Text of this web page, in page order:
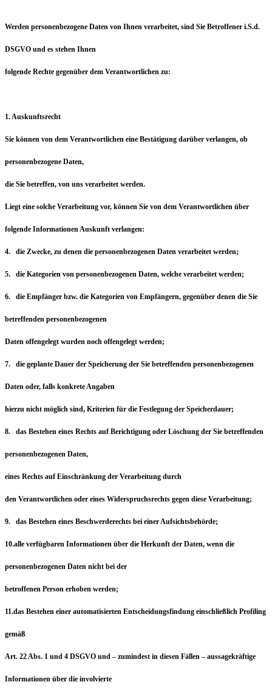
Werden personenbezogene Daten von Ihnen verarbeitet, sind Sie Betroffener i.S.d.
DSGVO und es stehen Ihnen
folgende Rechte gegenüber dem Verantwortlichen zu:
1. Auskunftsrecht
Sie können von dem Verantwortlichen eine Bestätigung darüber verlangen, ob
personenbezogene Daten,
die Sie betreffen, von uns verarbeitet werden.
Liegt eine solche Verarbeitung vor, können Sie von dem Verantwortlichen über
folgende Informationen Auskunft verlangen:
4. die Zwecke, zu denen die personenbezogenen Daten verarbeitet werden;
5. die Kategorien von personenbezogenen Daten, welche verarbeitet werden;
6. die Empfänger bzw. die Kategorien von Empfängern, gegenüber denen die Sie
betreffenden personenbezogenen
Daten offengelegt wurden noch offengelegt werden;
7. die geplante Dauer der Speicherung der Sie betreffenden personenbezogenen
Daten oder, falls konkrete Angaben
hierzu nicht möglich sind, Kriterien für die Festlegung der Speicherdauer;
8. das Bestehen eines Rechts auf Berichtigung oder Löschung der Sie betreffenden
personenbezogenen Daten,
eines Rechts auf Einschränkung der Verarbeitung durch
den Verantwortlichen oder eines Widerspruchsrechts gegen diese Verarbeitung;
9. das Bestehen eines Beschwerderechts bei einer Aufsichtsbehörde;
10.alle verfügbaren Informationen über die Herkunft der Daten, wenn die
personenbezogenen Daten nicht bei der
betroffenen Person erhoben werden;
11.das Bestehen einer automatisierten Entscheidungsfindung einschließlich Profiling
gemäß
Art. 22 Abs. 1 und 4 DSGVO und – zumindest in diesen Fällen – aussagekräftige
Informationen über die involvierte